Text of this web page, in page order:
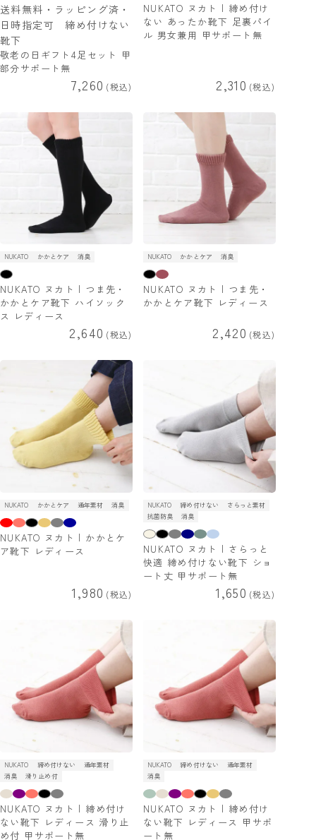
送料無料・ラッピング済・
日時指定可 締め付けない
靴下
敬老の日ギフト4足セット 甲
部分サポート無
7,260 税込
NUKATO ヌカト | 締め付け
ない あったか靴下 足裏パイ
ル 男女兼用 甲サポート無
2,310 税込
NUKATO かかとケア 消臭
NUKATO ヌカト | つま先・
かかとケア靴下 ハイソック
ス レディース
2,640 税込
NUKATO かかとケア 消臭
NUKATO ヌカト | つま先・
かかとケア靴下 レディース
2,420 税込
NUKATO かかとケア 通年素材 消臭
NUKATO ヌカト | かかとケ
ア靴下 レディース
1,980 税込
NUKATO 締め付けない
さらっと素材
抗菌防臭
消臭
NUKATO ヌカト | さらっと
快適 締め付けない靴下 ショ
ート丈 甲サポート無
1,650 税込
NUKATO 締め付けない
通年素材
消臭
滑り止め付
NUKATO ヌカト | 締め付け
ない靴下 レディース 滑り止
め付 甲サポート無
NUKATO 締め付けない
通年素材
消臭
NUKATO ヌカト | 締め付け
ない靴下 レディース 甲サポ
ート無